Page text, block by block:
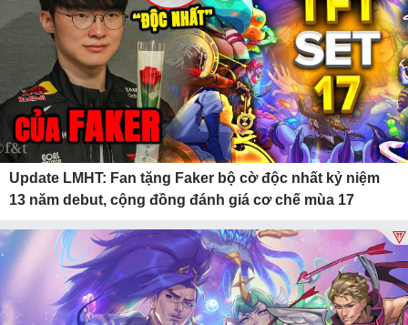
Update LMHT: Fan tặng Faker bộ cờ độc nhất kỷ niệm
13 năm debut, cộng đồng đánh giá cơ chế mùa 17